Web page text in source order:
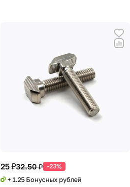
25 ₽32.50 ₽ -23%
+ 1.25 Бонусных рублей